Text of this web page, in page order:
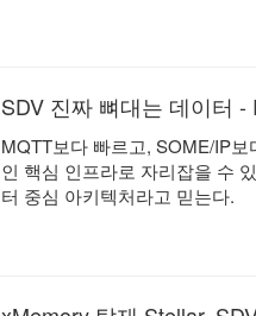
SDV 진짜 뼈대는 데이터
MQTT보다 빠르고, SOME/IP
인 핵심 인프라로 자리잡을 수
터 중심 아키텍처라고 믿는다.